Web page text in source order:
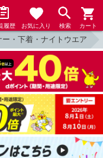
履歴 お気に入り 検索 カート
ー・下着・ナイトウエア